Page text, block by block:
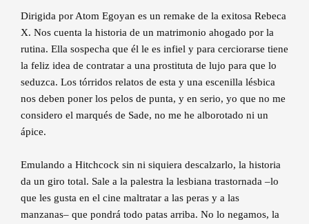
Dirigida por Atom Egoyan es un remake de la exitosa Rebeca
X. Nos cuenta la historia de un matrimonio ahogado por la
rutina. Ella sospecha que él le es infiel y para cerciorarse tiene
la feliz idea de contratar a una prostituta de lujo para que lo
seduzca. Los tórridos relatos de esta y una escenilla lésbica
nos deben poner los pelos de punta, y en serio, yo que no me
considero el marqués de Sade, no me he alborotado ni un
ápice.
Emulando a Hitchcock sin ni siquiera descalzarlo, la historia
da un giro total. Sale a la palestra la lesbiana trastornada –lo
que les gusta en el cine maltratar a las peras y a las
manzanas– que pondrá todo patas arriba. No lo negamos, la